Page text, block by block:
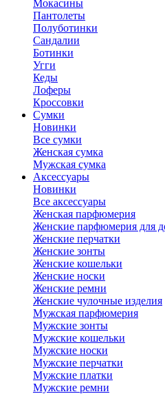
Мокасины
Пантолеты
Полуботинки
Сандалии
Ботинки
Угги
Кеды
Лоферы
Кроссовки
Сумки
Новинки
Все сумки
Женская сумка
Мужская сумка
Аксессуары
Новинки
Все аксессуары
Женская парфюмерия
Женские парфюмерия для
Женские перчатки
Женские зонты
Женские кошельки
Женские носки
Женские ремни
Женские чулочные изделия
Мужская парфюмерия
Мужские зонты
Мужские кошельки
Мужские носки
Мужские перчатки
Мужские платки
Мужские ремни